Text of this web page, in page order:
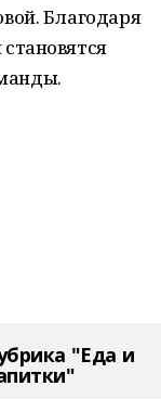
Благодаря
"Еда и